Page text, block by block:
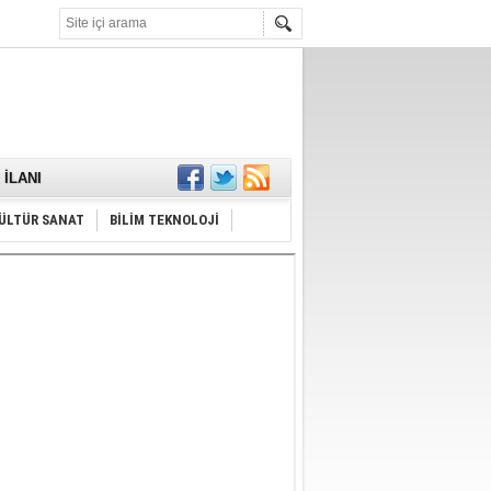
SANAT BİLİM TEKNOLOJİ